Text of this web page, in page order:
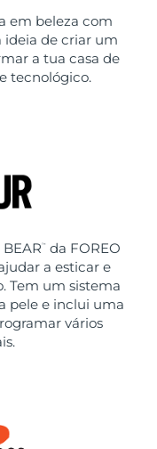
em beleza com
ideia de criar um
a tua casa de
tecnológico.
™
da FOREO
a esticar e
Tem um sistema
pele e inclui uma
vários